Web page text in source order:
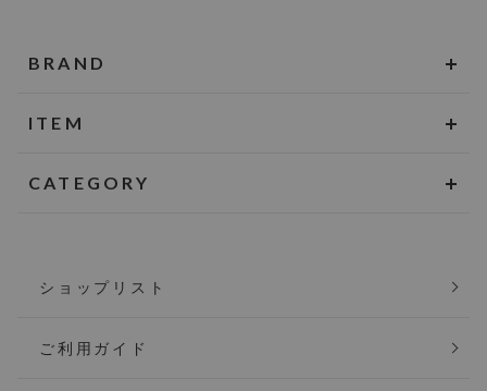
BRAND
ITEM
CATEGORY
ショップリスト
ご利用ガイド